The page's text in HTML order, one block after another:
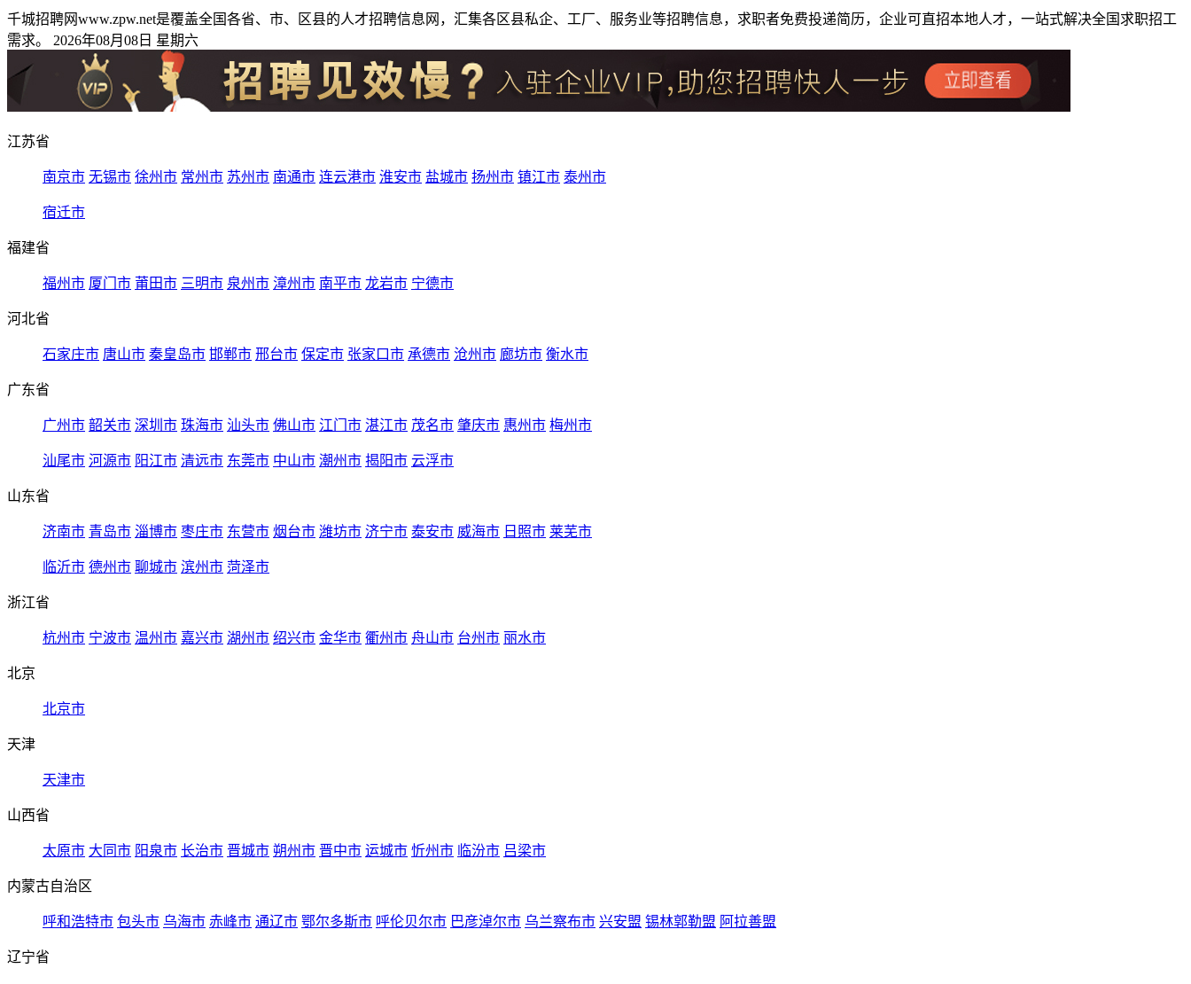
千城招聘网www.zpw.net是覆盖全国各省、市、区县的人才招聘信息网，汇集各区县私企、工厂、服务业等招聘信息，求职者免费投递简历，企业可直招本地人才，一站式解决全国求职招工
需求。 2026年08月08日 星期六
江苏省
南京市 无锡市 徐州市 常州市 苏州市 南通市 连云港市 淮安市 盐城市 扬州市 镇江市 泰州市
宿迁市
福建省
福州市 厦门市 莆田市 三明市 泉州市 漳州市 南平市 龙岩市 宁德市
河北省
石家庄市 唐山市 秦皇岛市 邯郸市 邢台市 保定市 张家口市 承德市 沧州市 廊坊市 衡水市
广东省
广州市 韶关市 深圳市 珠海市 汕头市 佛山市 江门市 湛江市 茂名市 肇庆市 惠州市 梅州市
汕尾市 河源市 阳江市 清远市 东莞市 中山市 潮州市 揭阳市 云浮市
山东省
济南市 青岛市 淄博市 枣庄市 东营市 烟台市 潍坊市 济宁市 泰安市 威海市 日照市 莱芜市
临沂市 德州市 聊城市 滨州市 菏泽市
浙江省
杭州市 宁波市 温州市 嘉兴市 湖州市 绍兴市 金华市 衢州市 舟山市 台州市 丽水市
北京
北京市
天津
天津市
山西省
太原市 大同市 阳泉市 长治市 晋城市 朔州市 晋中市 运城市 忻州市 临汾市 吕梁市
内蒙古自治区
呼和浩特市 包头市 乌海市 赤峰市 通辽市 鄂尔多斯市 呼伦贝尔市 巴彦淖尔市 乌兰察布市 兴安盟 锡林郭勒盟 阿拉善盟
辽宁省